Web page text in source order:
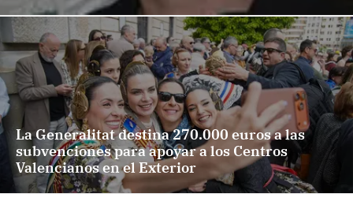
La Generalitat destina 270.000 euros a las
subvenciones para apoyar a los Centros
Valencianos en el Exterior